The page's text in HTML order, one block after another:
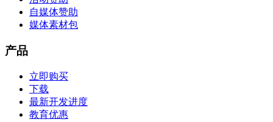
自媒体赞助
媒体素材包
产品
立即购买
下载
最新开发进度
教育优惠